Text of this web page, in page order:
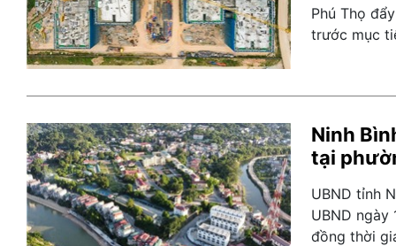
Phú Thọ
trước mục
Ninh
tại
UBND tỉnh
UBND
đồng thời